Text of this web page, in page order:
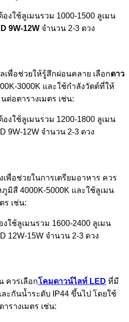
งใช้ลูเมนรวม 1000-1500 ลูเมน
9W-12W จำนวน 2-3 ดวง
พื่อช่วยให้รู้สึกผ่อนคลาย เลือกดาว
3000K และใช้กำลังวัตต์ที่ให้
ต่อตารางเมตร เช่น:
งใช้ลูเมนรวม 1200-1800 ลูเมน
9W-12W จำนวน 2-3 ดวง
พื่อช่วยในการเตรียมอาหาร ควร
มิสี 4000K-5000K และใช้ลูเมน
ร เช่น:
ใช้ลูเมนรวม 1600-2400 ลูเมน
12W-15W จำนวน 2-3 ดวง
ควรเลือกโคมดาวน์ไลท์ LED ที่มี
ะกันน้ำระดับ IP44 ขึ้นไป โดยใช้
รางเมตร เช่น: